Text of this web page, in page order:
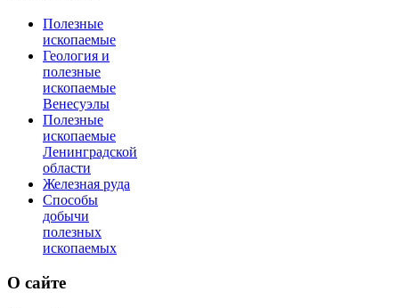
Полезные
ископаемые
Геология и
полезные
ископаемые
Венесуэлы
Полезные
ископаемые
Ленинградской
области
Железная руда
Способы
добычи
полезных
ископаемых
О сайте